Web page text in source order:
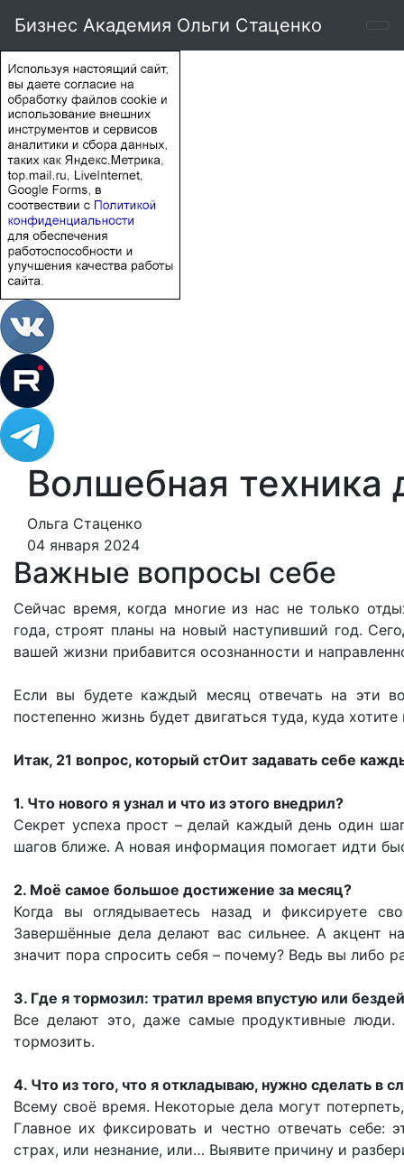
Бизнес Академия Ольги Стаценко
Волшебная
Ольга Стаценко
04 января 2024
Важные вопросы себе
Сейчас время, когда многие из нас не только
года, строят планы на новый наступивший год.
вашей жизни прибавится осознанности и
Если вы будете каждый месяц отвечать на эти
постепенно жизнь будет двигаться туда, куда хотите
Итак, 21 вопрос, который стОит задавать себе
1. Что нового я узнал и что из этого внедрил?
Секрет успеха прост – делай каждый день один
шагов ближе. А новая информация помогает идти
2. Моё самое большое достижение за месяц?
Когда вы оглядываетесь назад и фиксируете
Завершённые дела делают вас сильнее. А
значит пора спросить себя – почему? Ведь вы либо
3. Где я тормозил: тратил время впустую или
Все делают это, даже самые продуктивные
тормозить.
4. Что из того, что я откладываю, нужно сделать в
Всему своё время. Некоторые дела могут
Главное их фиксировать и честно отвечать себе:
страх, или незнание, или… Выявите причину и